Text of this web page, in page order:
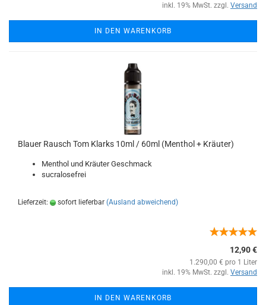
inkl. 19% MwSt. zzgl. Versand
IN DEN WARENKORB
Blauer Rausch Tom Klarks 10ml / 60ml (Menthol + Kräuter)
Menthol und Kräuter Geschmack
sucralosefrei
Lieferzeit: sofort lieferbar (Ausland abweichend)
12,90 €
1.290,00 € pro 1 Liter
inkl. 19% MwSt. zzgl. Versand
IN DEN WARENKORB